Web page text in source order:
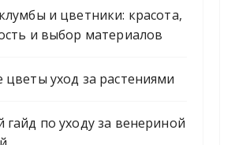
и цветники: красота,
и выбор материалов
уход за растениями
по уходу за венериной